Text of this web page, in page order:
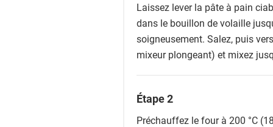
Laissez lever la pâte à pain
dans le bouillon de volaille
soigneusement. Salez, puis
mixeur plongeant) et mixez
Étape 2
Préchauffez le four à 200 °C